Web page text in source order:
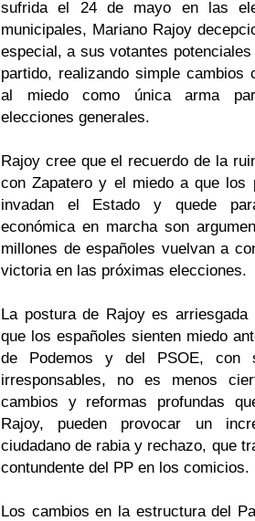
sufrida el 24 de mayo en las
municipales, Mariano Rajoy
especial, a sus votantes
partido, realizando simple cambios
al miedo como única arma
elecciones generales.
Rajoy cree que el recuerdo de la
con Zapatero y el miedo a que los
invadan el Estado y quede
económica en marcha son
millones de españoles vuelvan a
victoria en las próximas elecciones.
La postura de Rajoy es
que los españoles sienten miedo
de Podemos y del PSOE, con
irresponsables, no es menos
cambios y reformas profundas
Rajoy, pueden provocar un
ciudadano de rabia y rechazo, que
contundente del PP en los comicios.
Los cambios en la estructura del